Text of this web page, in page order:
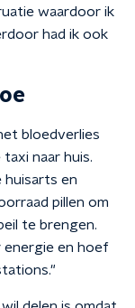
waardoor ik
had ik ook
bloedverlies
naar huis.
huisarts en
pillen om
te brengen.
energie en hoef